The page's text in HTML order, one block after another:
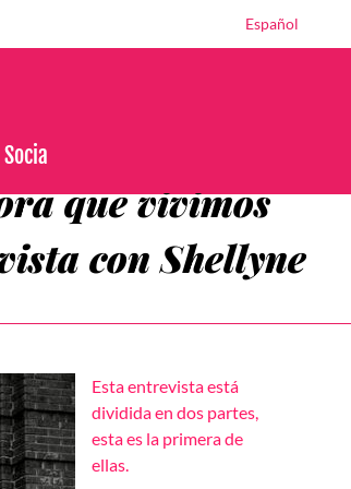
Español
Socia
que vivimos
con Shellyne
Esta entrevista está
dividida en dos partes,
esta es la primera de
ellas.